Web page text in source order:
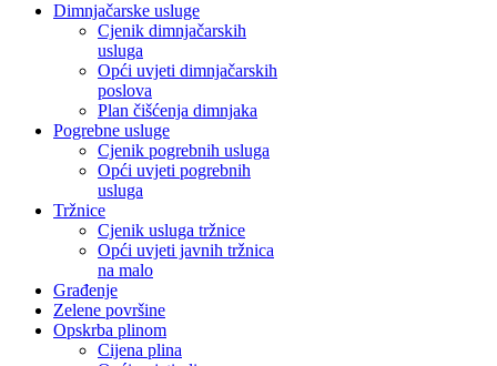
Dimnjačarske usluge
Cjenik dimnjačarskih
usluga
Opći uvjeti dimnjačarskih
poslova
Plan čišćenja dimnjaka
Pogrebne usluge
Cjenik pogrebnih usluga
Opći uvjeti pogrebnih
usluga
Tržnice
Cjenik usluga tržnice
Opći uvjeti javnih tržnica
na malo
Građenje
Zelene površine
Opskrba plinom
Cijena plina